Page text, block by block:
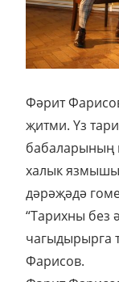
Фәрит
җитми. Үз
бабаларының
халык
дәрәҗәдә
“Тарихны без
чагыдырырга
Фарисов.